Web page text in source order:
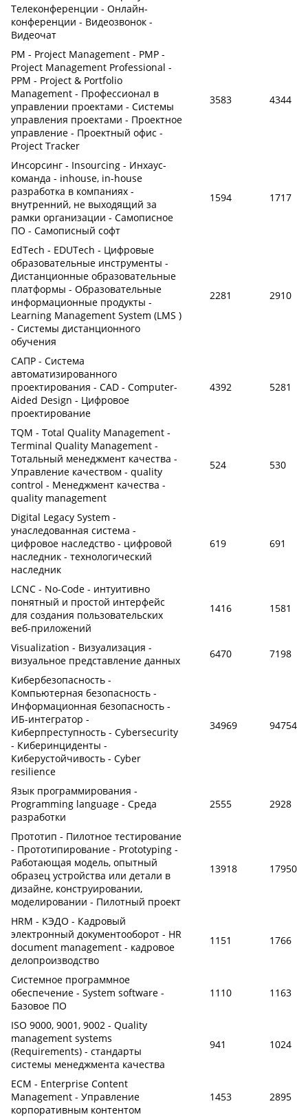
Телеконференции - Онлайн-
конференции - Видеозвонок -
Видеочат
PM - Project Management - PMP -
Project Management Professional -
PPM - Project & Portfolio
Management - Профессионал в
управлении проектами - Системы
управления проектами - Проектное
управление - Проектный офис -
Project Tracker
3583 4344
Инсорсинг - Insourcing - Инхаус-
команда - inhouse, in-house
разработка в компаниях -
внутренний, не выходящий за
рамки организации - Самописное
ПО - Самописный софт
1594 1717
EdTech - EDUTech - Цифровые
образовательные инструменты -
Дистанционные образовательные
платформы - Образовательные
информационные продукты -
Learning Management System (LMS )
- Системы дистанционного
обучения
2281 2910
САПР - Система
автоматизированного
проектирования - CAD - Computer-
Aided Design - Цифровое
проектирование
4392 5281
TQM - Total Quality Management -
Terminal Quality Management -
Тотальный менеджмент качества -
Управление качеством - quality
control - Менеджмент качества -
quality management
524 530
Digital Legacy System -
унаследованная система -
цифровое наследство - цифровой
наследник - технологический
наследник
619 691
LCNC - No-Code - интуитивно
понятный и простой интерфейс
для создания пользовательских
веб-приложений
1416 1581
Visualization - Визуализация -
визуальное представление данных
6470
7198
Кибербезопасность -
Компьютерная безопасность -
Информационная безопасность -
ИБ-интегратор -
Киберпреступность - Cybersecurity
- Киберинциденты -
Киберустойчивость - Cyber
resilience
34969 94754
Язык программирования -
Programming language - Среда
разработки
2555 2928
Прототип - Пилотное тестирование
- Прототипирование - Prototyping -
Работающая модель, опытный
образец устройства или детали в
дизайне, конструировании,
моделировании - Пилотный проект
13918 17950
HRM - КЭДО - Кадровый
электронный документооборот - HR
document management - кадровое
делопроизводство
1151 1766
Системное программное
обеспечение - System software -
Базовое ПО
1110 1163
ISO 9000, 9001, 9002 - Quality
management systems
(Requirements) - стандарты
системы менеджмента качества
941 1024
ECM - Enterprise Content
Management - Управление
корпоративным контентом
1453 2895